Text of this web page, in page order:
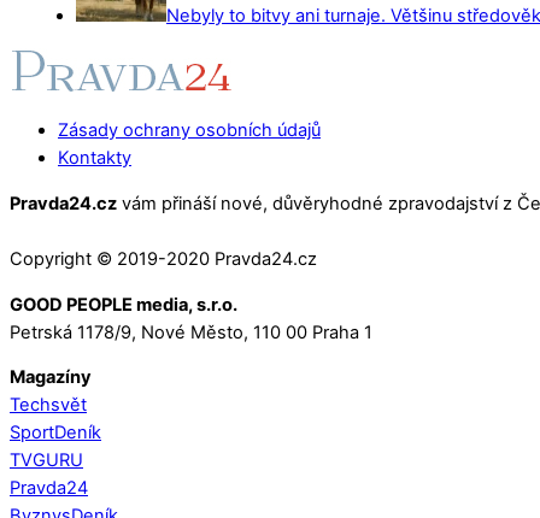
Nebyly to bitvy ani turnaje. Většinu
Zásady ochrany osobních údajů
Kontakty
Pravda24.cz vám přináší nové, důvěryhodné zpravodajství z
Copyright © 2019-2020 Pravda24.cz
GOOD PEOPLE media, s.r.o.
Petrská 1178/9, Nové Město, 110 00 Praha 1
Magazíny
Techsvět
SportDeník
TVGURU
Pravda24